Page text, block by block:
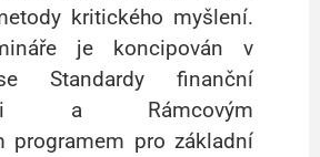
kritického myšlení.
je koncipován v
Standardy finanční
a Rámcovým
programem pro základní